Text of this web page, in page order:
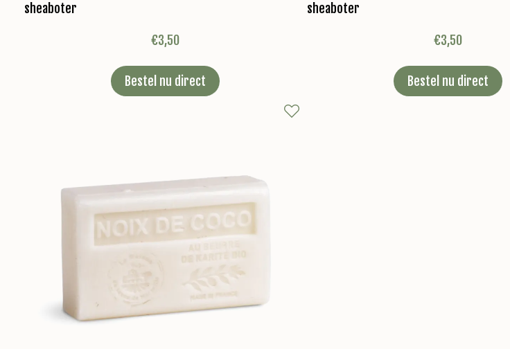
sheaboter
€3,50
Bestel nu direct
sheaboter
€3,50
Bestel nu direct